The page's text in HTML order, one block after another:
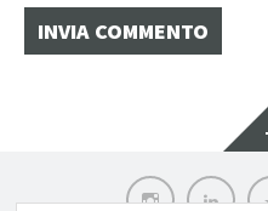
InstagramLinkedIn